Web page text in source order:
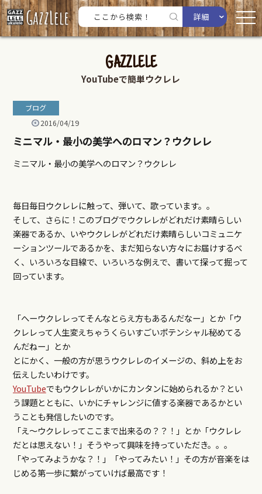
詳細
GAZZLELE
YouTubeで簡単ウクレレ
ブログ
2016/04/19
ミニマル・最小の美学へのロマン？ウクレレ
ミニマル・最小の美学へのロマン？ウクレレ
毎日毎日ウクレレに触って、弾いて、歌っています。。
そして、さらに！このブログでウクレレがどれだけ素晴らしい
楽器であるか、いやウクレレがどれだけ素晴らしいコミュニケ
ーションツールであるかを、まだ知らない方々にお届けするべ
く、いろいろな目線で、いろいろな例えで、書いて探って掘って
回っています。
「へーウクレレってそんなとらえ方もあるんだなー」とか「ウ
クレレって人生変えちゃうくらいすごいポテンシャル秘めてる
んだねー」とか
とにかく、一般の方が思うウクレレのイメージの、斜め上をお
伝えしたいわけです。
YouTubeでもウクレレがいかにカンタンに始められるか？とい
う課題とともに、いかにチャレンジに値する楽器であるかとい
うことも発信したいのです。
「え～ウクレレってここまで出来るの？？！」とか「ウクレレ
だとは思えない！」そうやって興味を持っていただき。。。
「やってみようかな？！」「やってみたい！」その方が音楽をは
じめる第一歩に繋がっていけば最高です！